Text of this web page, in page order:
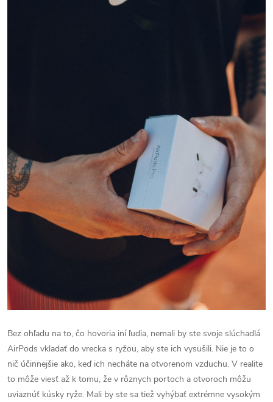
Bez ohľadu na to, čo hovoria iní ľudia, nemali by ste svoje slúchadlá
AirPods vkladať do vrecka s ryžou, aby ste ich vysušili. Nie je to o
nič účinnejšie ako, keď ich necháte na otvorenom vzduchu. V realite
to môže viesť až k tomu, že v rôznych portoch a otvoroch môžu
uviaznúť kúsky ryže. Mali by ste sa tiež vyhýbať extrémne vysokým